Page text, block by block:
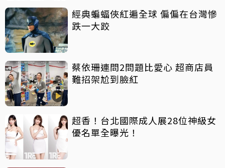
經典蝙蝠俠紅遍全球 偏偏在台灣慘
跌一大跤
蔡依珊連問2問題比愛心 超商店員
難招架尬到臉紅
超香！台北國際成人展28位神級女
優名單全曝光！